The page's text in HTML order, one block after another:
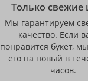
Только свежие
Мы гарантируем
качество. Если
понравится букет,
его на новый в
часов.